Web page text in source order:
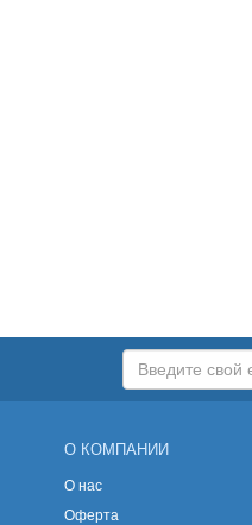
О КОМПАНИИ
О нас
Оферта